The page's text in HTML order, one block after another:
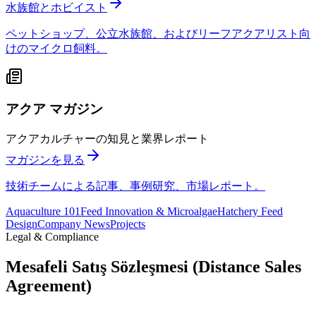
水族館とホビイスト
ペットショップ、公立水族館、およびリーフアクアリスト向
けのマイクロ飼料。
アクア マガジン
アクアカルチャーの知見と業界レポート
マガジンを見る
技術チームによる記事、事例研究、市場レポート。
Aquaculture 101Feed Innovation & MicroalgaeHatchery Feed
DesignCompany NewsProjects
Legal & Compliance
Mesafeli Satış Sözleşmesi (Distance Sales
Agreement)